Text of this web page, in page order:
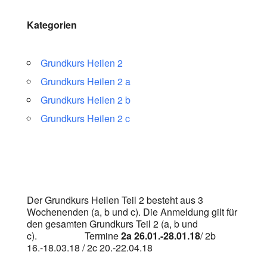
Kategorien
Grundkurs Heilen 2
Grundkurs Heilen 2 a
Grundkurs Heilen 2 b
Grundkurs Heilen 2 c
Der Grundkurs Heilen Teil 2 besteht aus 3
Wochenenden (a, b und c). Die Anmeldung gilt für
den gesamten Grundkurs Teil 2 (a, b und
c). Termine2a 26.01.-28.01.18/ 2b
16.-18.03.18 / 2c 20.-22.04.18